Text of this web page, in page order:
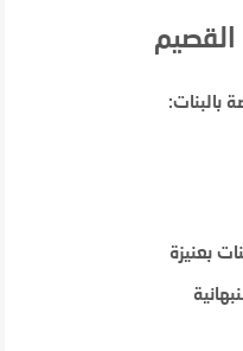
بالبنات:
بعنيزة